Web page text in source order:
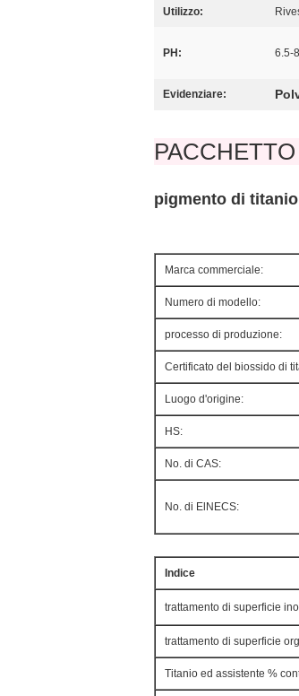
Utilizzo:
PH: 6.5-
Evidenziare:
pigmento di titanio
Marca commerciale:
Numero di modello:
processo di produzione:
Certificato del biossido di
Luogo d'origine:
HS:
No. di CAS:
No. di ElNECS:
Indice
trattamento di superficie
trattamento di superficie
Titanio ed assistente %